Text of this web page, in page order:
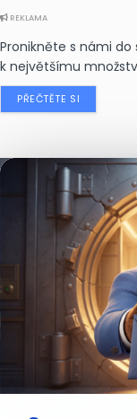
REKLAMA
Pronikněte s námi
k největšímu
PŘEČTĚTE SI